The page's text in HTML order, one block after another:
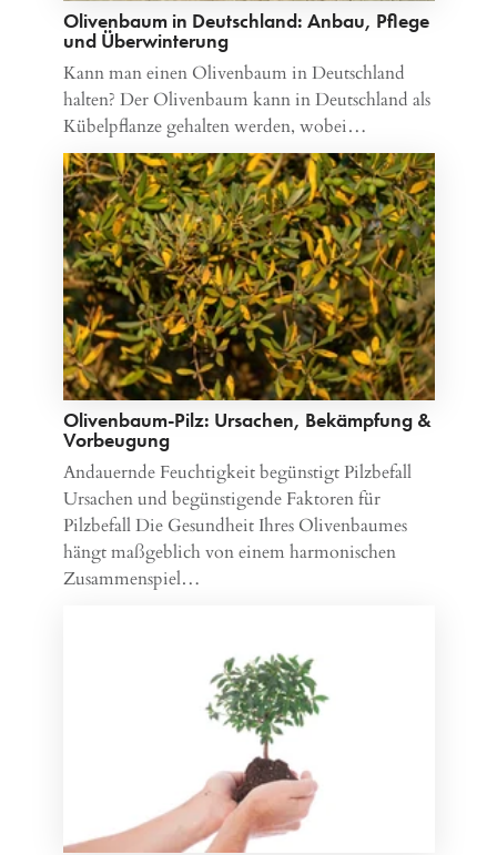
Olivenbaum in Deutschland: Anbau, Pflege
und Überwinterung
Kann man einen Olivenbaum in Deutschland
halten? Der Olivenbaum kann in Deutschland als
Kübelpflanze gehalten werden, wobei…
Olivenbaum-Pilz: Ursachen, Bekämpfung &
Vorbeugung
Andauernde Feuchtigkeit begünstigt Pilzbefall
Ursachen und begünstigende Faktoren für
Pilzbefall Die Gesundheit Ihres Olivenbaumes
hängt maßgeblich von einem harmonischen
Zusammenspiel…